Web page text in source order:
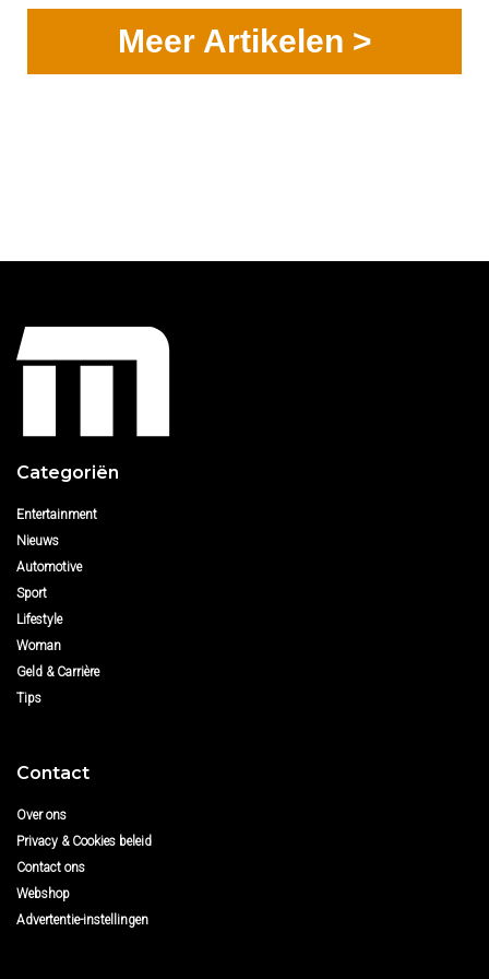
Meer Artikelen >
Categoriën
Entertainment
Nieuws
Automotive
Sport
Lifestyle
Woman
Geld & Carrière
Tips
Contact
Over ons
Privacy & Cookies beleid
Contact ons
Webshop
Advertentie-instellingen